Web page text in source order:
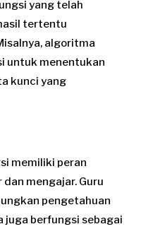
yang telah
tertentu
algoritma
untuk menentukan
kunci yang
memiliki peran
mengajar. Guru
pengetahuan
juga berfungsi sebagai